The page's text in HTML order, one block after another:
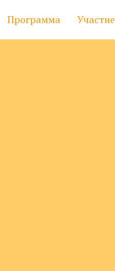
Программа Участие